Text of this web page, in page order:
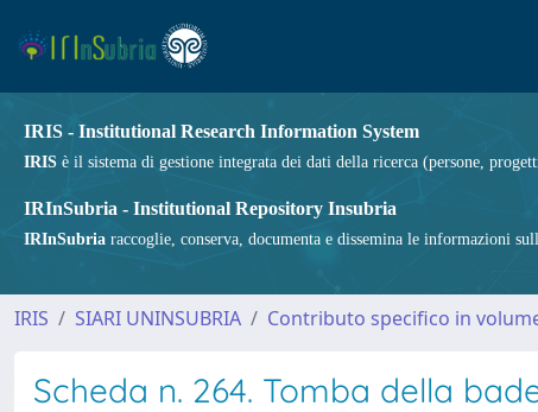
IRIS - Institutional Research Information System
IRIS è il sistema di gestione integrata dei dati della ricerca (persone,
IRInSubria - Institutional Repository Insubria
IRInSubria raccoglie, conserva, documenta e dissemina le informazioni
IRIS SIARI UNINSUBRIA Contributo specifico in
Scheda n. 264. Tomba della